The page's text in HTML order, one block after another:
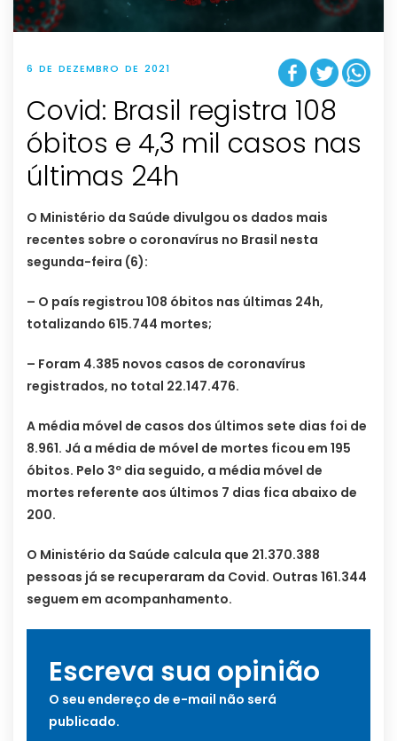
6 DE DEZEMBRO DE 2021
Covid: Brasil registra 108
óbitos e 4,3 mil casos nas
últimas 24h
O Ministério da Saúde divulgou os dados mais
recentes sobre o coronavírus no Brasil nesta
segunda-feira (6):
– O país registrou 108 óbitos nas últimas 24h,
totalizando 615.744 mortes;
– Foram 4.385 novos casos de coronavírus
registrados, no total 22.147.476.
A média móvel de casos dos últimos sete dias foi de
8.961. Já a média de móvel de mortes ficou em 195
óbitos. Pelo 3º dia seguido, a média móvel de
mortes referente aos últimos 7 dias fica abaixo de
200.
O Ministério da Saúde calcula que 21.370.388
pessoas já se recuperaram da Covid. Outras 161.344
seguem em acompanhamento.
Escreva sua opinião
O seu endereço de e-mail não será
publicado.